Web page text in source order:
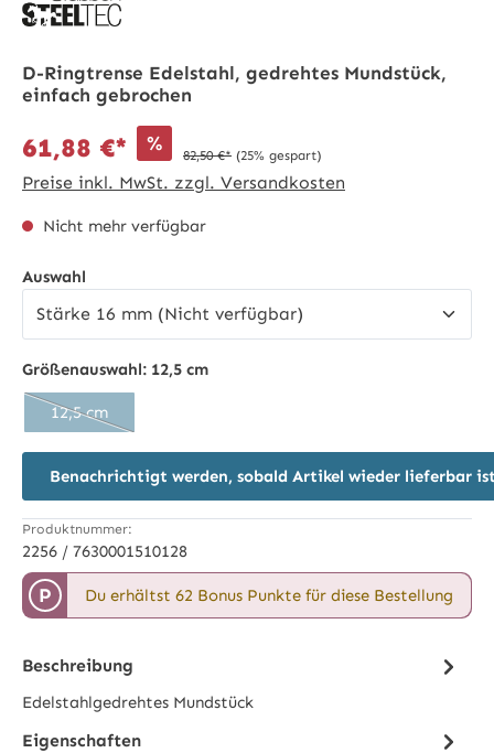
D-Ringtrense Edelstahl, gedrehtes Mundstück,
einfach gebrochen
61,88 €* % 82,50 €* (25% gespart)
Preise inkl. MwSt. zzgl. Versandkosten
Nicht mehr verfügbar
Auswahl
Größenauswahl: 12,5 cm
12,5 cm
(Diese Option ist zurzeit nicht verfügbar.)
Benachrichtigt werden, sobald Artikel wieder lieferbar
Produktnummer:
2256 / 7630001510128
P Du erhältst 62 Bonus Punkte für diese Bestellung
Beschreibung
Edelstahlgedrehtes Mundstück
Eigenschaften